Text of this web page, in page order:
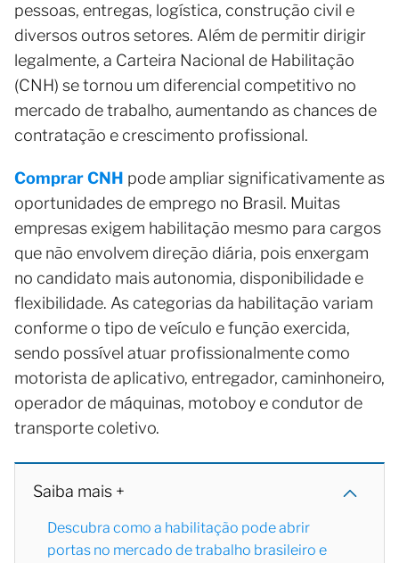
pessoas, entregas, logística, construção civil e
diversos outros setores. Além de permitir dirigir
legalmente, a Carteira Nacional de Habilitação
(CNH) se tornou um diferencial competitivo no
mercado de trabalho, aumentando as chances de
contratação e crescimento profissional.
Comprar CNH pode ampliar significativamente as
oportunidades de emprego no Brasil. Muitas
empresas exigem habilitação mesmo para cargos
que não envolvem direção diária, pois enxergam
no candidato mais autonomia, disponibilidade e
flexibilidade. As categorias da habilitação variam
conforme o tipo de veículo e função exercida,
sendo possível atuar profissionalmente como
motorista de aplicativo, entregador, caminhoneiro,
operador de máquinas, motoboy e condutor de
transporte coletivo.
Saiba mais +
Descubra como a habilitação pode abrir
portas no mercado de trabalho brasileiro e